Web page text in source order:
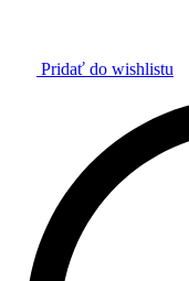
Pridať do wishlistu